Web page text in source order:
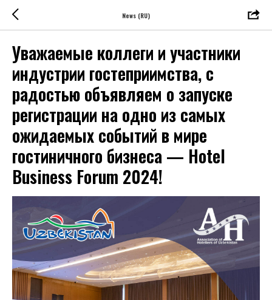
News (RU)
Уважаемые коллеги и участники
индустрии гостеприимства, c
радостью объявляем о запуске
регистрации на одно из самых
ожидаемых событий в мире
гостиничного бизнеса — Hotel
Business Forum 2024!